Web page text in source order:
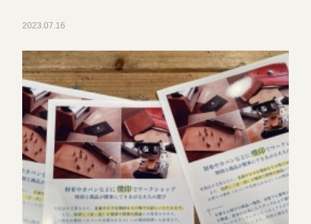
2023.07.16